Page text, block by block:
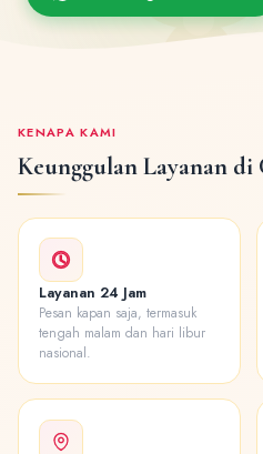
KENAPA KAMI
Keunggulan Layanan
Layanan 24 Jam
Pesan kapan saja, termasuk
tengah malam dan hari libur
nasional.